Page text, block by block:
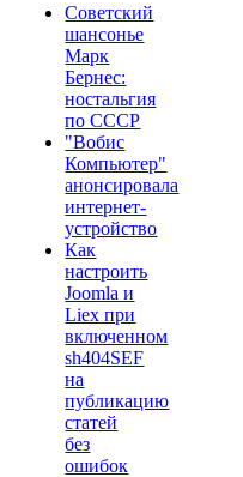
Советский
шансонье
Марк
Бернес:
ностальгия
по СССР
"Вобис
Компьютер"
анонсировала
интернет-
устройство
Как
настроить
Joomla и
Liex при
включенном
sh404SEF
на
публикацию
статей
без
ошибок